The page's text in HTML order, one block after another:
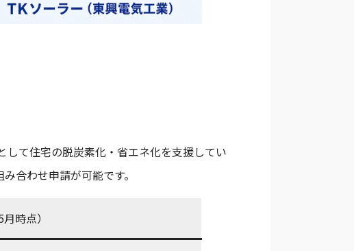
して住宅の脱炭素化・省エネ化を支援してい
合わせ申請が可能です。
時点）